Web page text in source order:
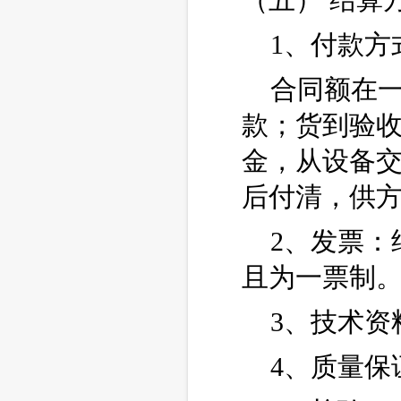
1、付款方
合同额在
款；货到验
金，从设备
后付清，供
2、发票
且为一票制
3、技术
4、质量保